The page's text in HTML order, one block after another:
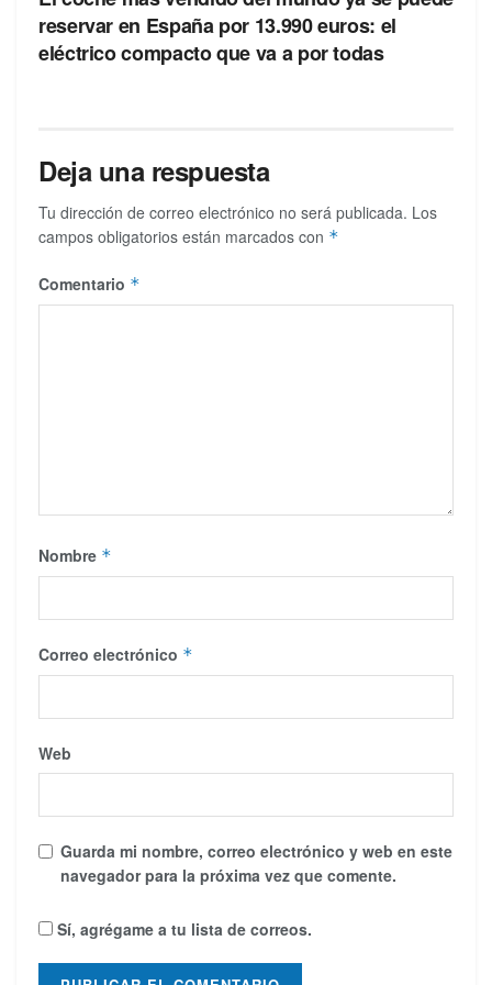
reservar en España por 13.990 euros: el
eléctrico compacto que va a por todas
Deja una respuesta
Tu dirección de correo electrónico no será publicada. Los
campos obligatorios están marcados con *
Comentario *
Nombre *
Correo electrónico *
Web
Guarda mi nombre, correo electrónico y web en este
navegador para la próxima vez que comente.
Sí, agrégame a tu lista de correos.